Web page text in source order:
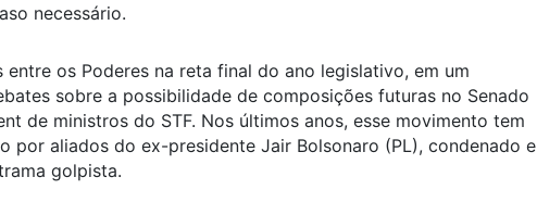
necessário.
os Poderes na reta final do ano legislativo, em um
sobre a possibilidade de composições futuras no Senado
de ministros do STF. Nos últimos anos, esse movimento tem
por aliados do ex-presidente Jair Bolsonaro (PL), condenado e
golpista.